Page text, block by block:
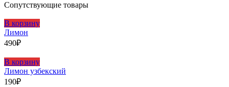
Сопутствующие товары
В корзину
Лимон
490₽
В корзину
Лимон узбекский
190₽